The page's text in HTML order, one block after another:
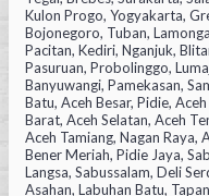
Kulon Progo, Yogyakarta,
Bojonegoro, Tuban,
Pacitan, Kediri, Nganjuk,
Pasuruan, Probolinggo,
Banyuwangi, Pamekasan,
Batu, Aceh Besar, Pidie,
Barat, Aceh Selatan, Aceh
Aceh Tamiang, Nagan Raya,
Bener Meriah, Pidie Jaya,
Langsa, Sabussalam, Deli
Asahan, Labuhan Batu,